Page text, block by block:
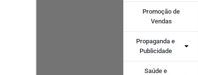
Promoção de
Vendas
Propaganda e
Publicidade
Saúde e